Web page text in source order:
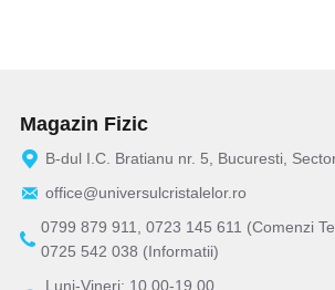
Magazin Fizic
B-dul I.C. Bratianu nr. 5, Bucuresti,
office@universulcristalelor.ro
0799 879 911, 0723 145 611 (Comenzi
0725 542 038 (Informatii)
Luni-Vineri: 10.00-19.00